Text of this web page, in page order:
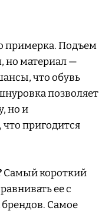
примерка. Подъем
но материал —
что обувь
позволяет
но и
что пригодится
Самый короткий
ее с
брендов. Самое